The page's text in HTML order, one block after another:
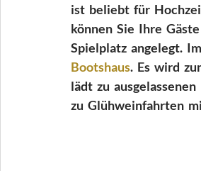
ist  beliebt  für
können  Sie  Ihre
Spielplatz  angelegt.
Bootshaus.  Es  wird
lädt  zu
zu  Glühweinfahrten